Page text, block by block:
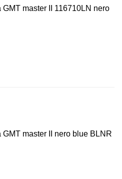
GMT master II 116710LN nero
GMT master II nero blue BLNR